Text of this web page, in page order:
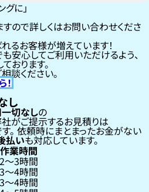
に」
ので詳しくはお問い合わせくださ
るお客様が増えています！
安心してご利用いただけるよう、
おります。
談ください。
！
し
切なしの
がご提示するお見積りは
。依頼時にまとまったお金がない
払いも対応しています。
作業時間
2〜3時間
3〜4時間
3〜4時間